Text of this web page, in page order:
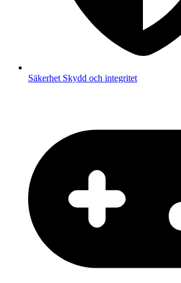
Säkerhet Skydd och integritet